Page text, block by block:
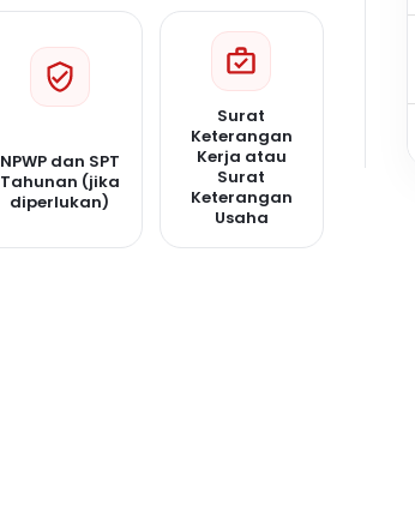
NPWP dan SPT
Tahunan (jika
diperlukan)
Surat
Keterangan
Kerja atau
Surat
Keterangan
Usaha